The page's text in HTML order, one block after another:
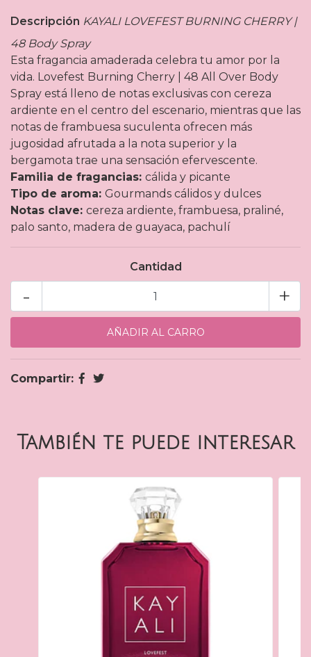
Descripción KAYALI LOVEFEST BURNING CHERRY |
48 Body Spray
Esta fragancia amaderada celebra tu amor por la
vida. Lovefest Burning Cherry | 48 All Over Body
Spray está lleno de notas exclusivas con cereza
ardiente en el centro del escenario, mientras que las
notas de frambuesa suculenta ofrecen más
jugosidad afrutada a la nota superior y la
bergamota trae una sensación efervescente.
Familia de fragancias: cálida y picante
Tipo de aroma: Gourmands cálidos y dulces
Notas clave: cereza ardiente, frambuesa, praliné,
palo santo, madera de guayaca, pachulí
Cantidad
+
-
Compartir:
También te puede interesar